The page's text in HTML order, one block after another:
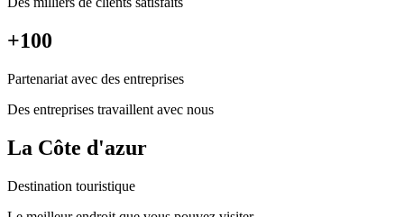
+100
Partenariat avec des entreprises
Des entreprises travaillent avec nous
La Côte d'azur
Destination touristique